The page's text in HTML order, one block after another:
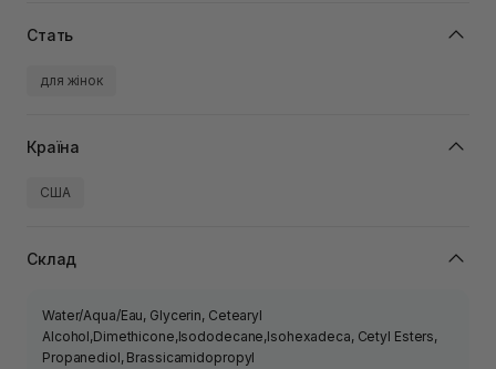
Стать
для жінок
Країна
США
Склад
Water/Aqua/Eau, Glycerin, Cetearyl
Alcohol,Dimethicone,Isododecane,Isohexadeca, Cetyl Esters,
Propanediol, Brassicamidopropyl